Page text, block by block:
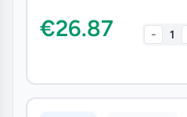
€26.87 - 1